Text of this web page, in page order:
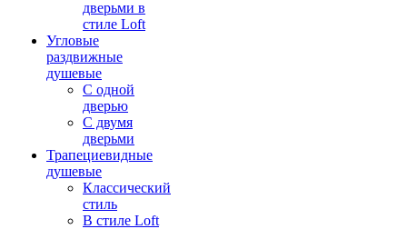
дверьми в
стиле Loft
Угловые
раздвижные
душевые
С одной
дверью
С двумя
дверьми
Трапециевидные
душевые
Классический
стиль
В стиле Loft